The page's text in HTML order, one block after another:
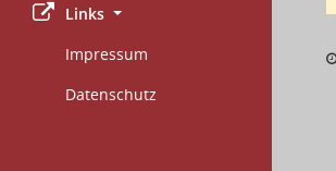
Links
Impressum
Datenschutz